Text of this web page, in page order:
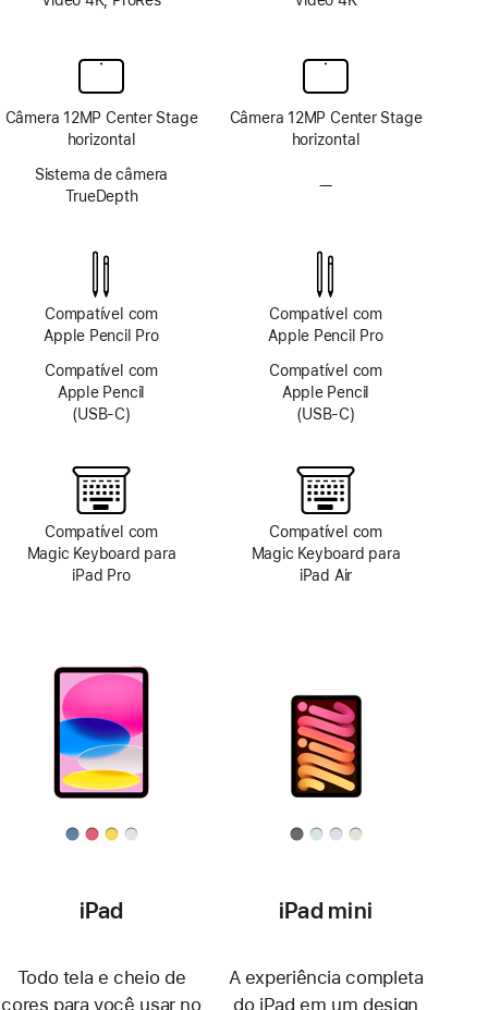
Câmera 12MP Center Stage
horizontal
Sistema de câmera
TrueDepth
Compatível com
Apple Pencil Pro
Compatível com
Apple Pencil
(USB-C)
Compatível com
Magic Keyboard para
iPad Pro
Câmera 12MP Center Stage
horizontal
—Sem
Compatível com
Apple Pencil Pro
Compatível com
Apple Pencil
(USB-C)
Compatível com
Magic Keyboard para
iPad Air
iPad
Todo tela e cheio de
cores para você usar no
iPad mini
A experiência completa
do iPad em um design